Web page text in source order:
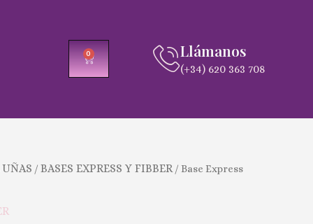
0
CARRITO
Llámanos
(+34) 620 363 708
/ BASES EXPRESS Y FIBBER / Base Express